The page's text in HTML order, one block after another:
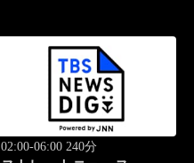
02:00-06:00 240分